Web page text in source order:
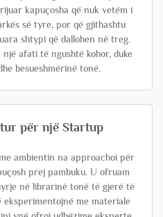
kapuçosha që nuk vetëm i
së tyre, por që gjithashtu
shtypi që dallohen në treg.
afati të ngushtë kohor, duke
besueshmërinë tonë.
për një Startup
ambientin na approachoi për
prej pambuku. U ofruam
në librarinë tonë të gjerë të
eksperimentojnë me materiale